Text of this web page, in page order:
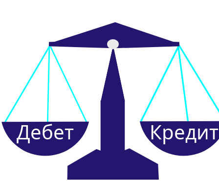
Дебет Кредит